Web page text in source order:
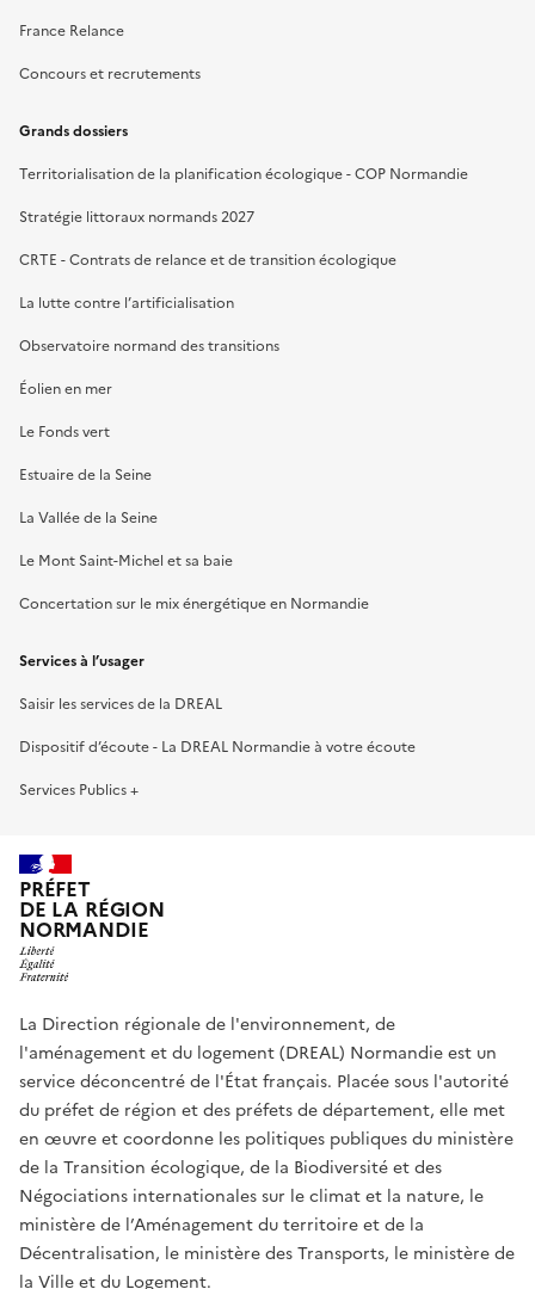
France Relance
Concours et recrutements
Grands dossiers
Territorialisation de la planification écologique - COP Normandie
Stratégie littoraux normands 2027
CRTE - Contrats de relance et de transition écologique
La lutte contre l’artificialisation
Observatoire normand des transitions
Éolien en mer
Le Fonds vert
Estuaire de la Seine
La Vallée de la Seine
Le Mont Saint-Michel et sa baie
Concertation sur le mix énergétique en Normandie
Services à l’usager
Saisir les services de la DREAL
Dispositif d’écoute - La DREAL Normandie à votre écoute
Services Publics +
PRÉFET
DE LA RÉGION
NORMANDIE
La Direction régionale de l'environnement, de
l'aménagement et du logement (DREAL) Normandie est un
service déconcentré de l'État français. Placée sous l'autorité
du préfet de région et des préfets de département, elle met
en œuvre et coordonne les politiques publiques du ministère
de la Transition écologique, de la Biodiversité et des
Négociations internationales sur le climat et la nature, le
ministère de l’Aménagement du territoire et de la
Décentralisation, le ministère des Transports, le ministère de
la Ville et du Logement.